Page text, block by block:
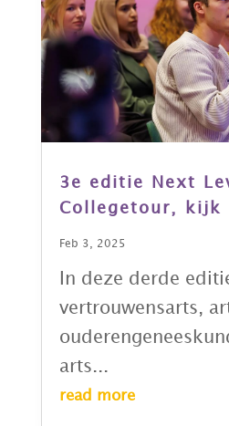
3e editie Next
Collegetour, kijk
Feb 3, 2025
In deze derde
vertrouwensarts,
arts...
read more